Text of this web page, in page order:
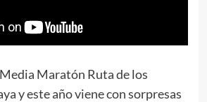
Maratón Ruta de los
y este año viene con sorpresas